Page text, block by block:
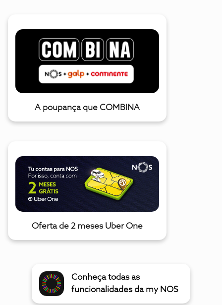
A poupança que COMBINA
Oferta de 2 meses Uber One
Conheça todas as
funcionalidades da my NOS